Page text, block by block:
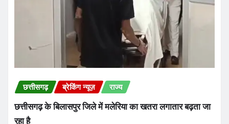
छत्तीसगढ़ ब्रेकिंग न्यूज़ राज्य
छत्तीसगढ़ के बिलासपुर जिले में मलेरिया का खतरा लगातार बढ़ता जा
रहा है